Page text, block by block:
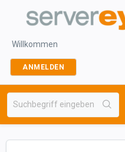
Willkommen
ANMELDEN